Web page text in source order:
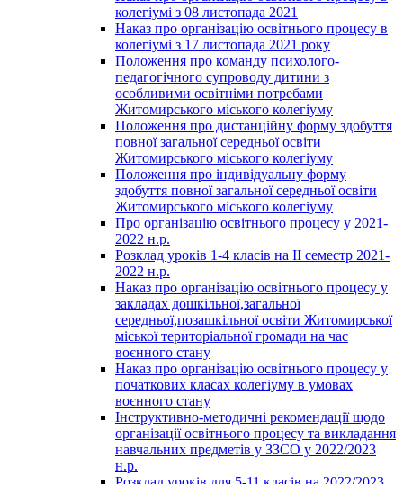
колегіумі з 08 листопада 2021
Наказ про організацію освітнього процесу в
колегіумі з 17 листопада 2021 року
Положення про команду психолого-
педагогічного супроводу дитини з
особливими освітніми потребами
Житомирського міського колегіуму
Положення про дистанційну форму здобуття
повної загальної середньої освіти
Житомирського міського колегіуму
Положення про індивідуальну форму
здобуття повної загальної середньої освіти
Житомирського міського колегіуму
Про організацію освітнього процесу у 2021-
2022 н.р.
Розклад уроків 1-4 класів на ІІ семестр 2021-
2022 н.р.
Наказ про організацію освітнього процесу у
закладах дошкільної,загальної
середньої,позашкільної освіти Житомирської
міської територіальної громади на час
воєнного стану
Наказ про організацію освітнього процесу у
початкових класах колегіуму в умовах
воєнного стану
Інструктивно-методичні рекомендації щодо
організації освітнього процесу та викладання
навчальних предметів у ЗЗСО у 2022/2023
н.р.